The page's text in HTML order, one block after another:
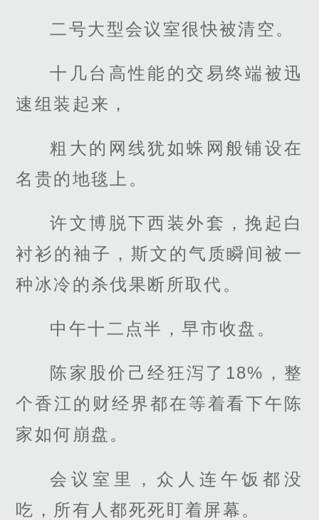
二号大型会议室很快被清空。
十几台高性能的交易终端被迅
速组装起来，
粗大的网线犹如蛛网般铺设在
名贵的地毯上。
许文博脱下西装外套，挽起白
衬衫的袖子，斯文的气质瞬间被一
种冰冷的杀伐果断所取代。
中午十二点半，早市收盘。
陈家股价己经狂泻了18%，整
个香江的财经界都在等着看下午陈
家如何崩盘。
会议室里，众人连午饭都没
吃，所有人都死死盯着屏幕。